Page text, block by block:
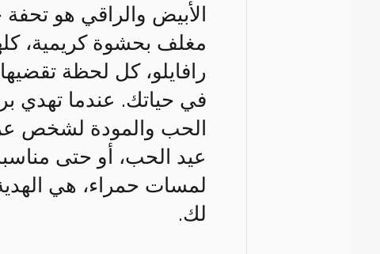
الأبيض والراقي هو
مغلف بحشوة كريمية،
رافايلو، كل لحظة
في حياتك. عندما تهدي
الحب والمودة لشخص
عيد الحب، أو حتى
لمسات حمراء، هي
لك.